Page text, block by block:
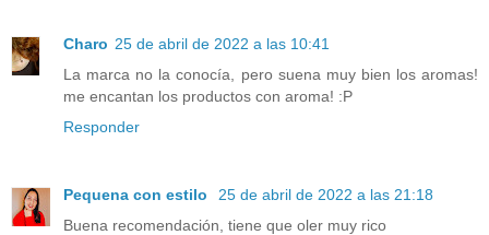
Charo 25 de abril de 2022 a las 10:41
La marca no la conocía, pero suena muy bien los aromas!
me encantan los productos con aroma! :P
Responder
Pequena con estilo
25 de abril de 2022 a las 21:18
Buena recomendación, tiene que oler muy rico